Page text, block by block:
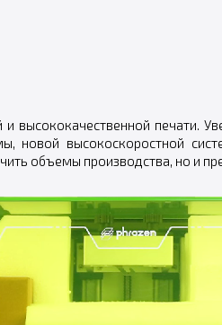
высококачественной печати.
новой высокоскоростной
объемы производства, но и